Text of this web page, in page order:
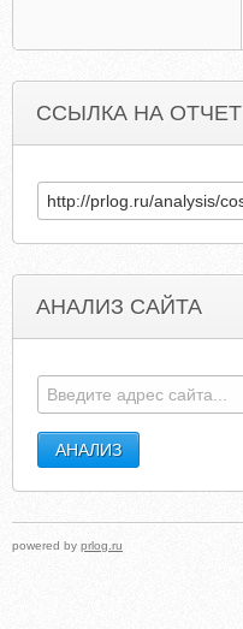
ССЫЛКА НА ОТЧЕТ
АНАЛИЗ САЙТА
powered by prlog.ru